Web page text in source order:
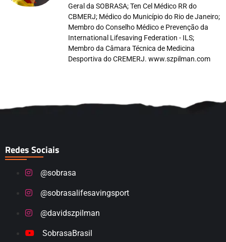
Geral da SOBRASA; Ten Cel Médico RR do
CBMERJ; Médico do Município do Rio de Janeiro;
Membro do Conselho Médico e Prevenção da
International Lifesaving Federation - ILS;
Membro da Câmara Técnica de Medicina
Desportiva do CREMERJ. www.szpilman.com
Redes Sociais
@sobrasa
@sobrasalifesavingsport
@davidszpilman
SobrasaBrasil